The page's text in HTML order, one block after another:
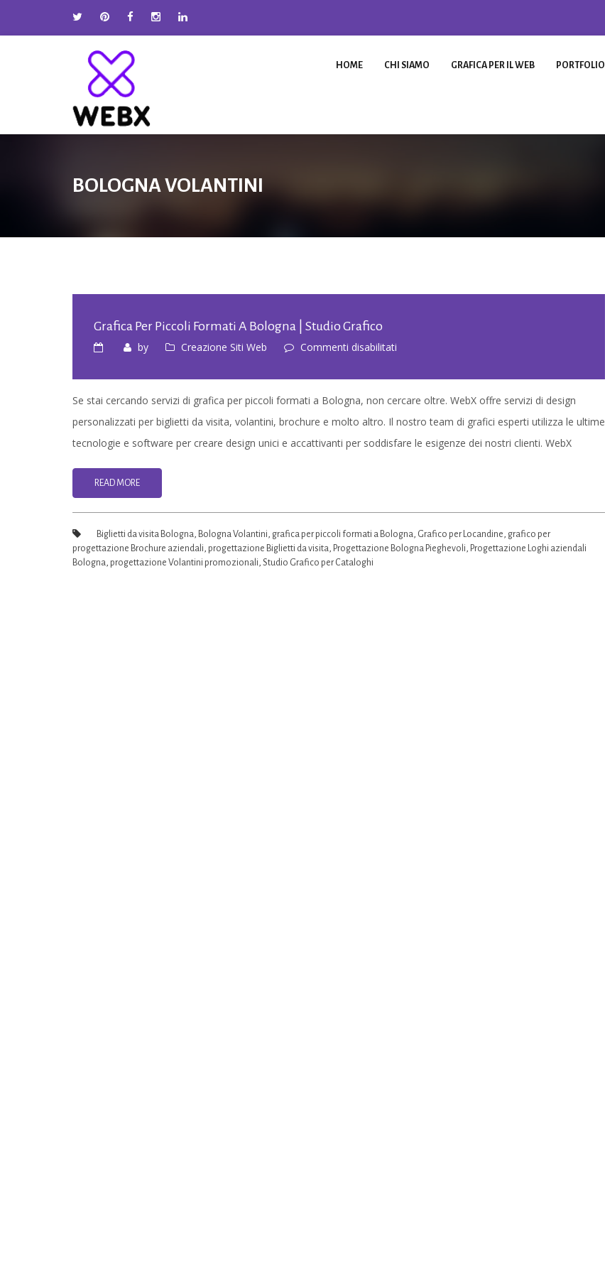
HOME CHI SIAMO GRAFICA PER IL WEB PORTFOLIO
BOLOGNA VOLANTINI
Grafica Per Piccoli Formati A Bologna | Studio Grafico
by Creazione Siti Web Commenti disabilitati
Studio
Grafico
Se stai cercando servizi di grafica per piccoli formati a Bologna, non cercare oltre. WebX offre servizi di design
personalizzati per biglietti da visita, volantini, brochure e molto altro. Il nostro team di grafici esperti utilizza le ultime
tecnologie e software per creare design unici e accattivanti per soddisfare le esigenze dei nostri clienti. WebX
READ MORE
Biglietti da visita Bologna, Bologna Volantini, grafica per piccoli formati a Bologna, Grafico per Locandine, grafico per
progettazione Brochure aziendali, progettazione Biglietti da visita, Progettazione Bologna Pieghevoli, Progettazione Loghi aziendali
Bologna, progettazione Volantini promozionali, Studio Grafico per Cataloghi